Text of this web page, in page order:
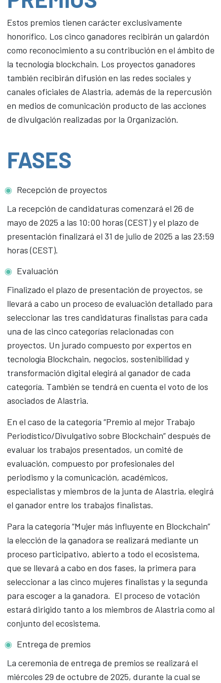
Estos premios tienen carácter exclusivamente
honorífico. Los cinco ganadores recibirán un galardón
como reconocimiento a su contribución en el ámbito de
la tecnología blockchain. Los proyectos ganadores
también recibirán difusión en las redes sociales y
canales oficiales de Alastria, además de la repercusión
en medios de comunicación producto de las acciones
de divulgación realizadas por la Organización.
FASES
Recepción de proyectos
La recepción de candidaturas comenzará el 26 de
mayo de 2025 a las 10:00 horas (CEST) y el plazo de
presentación finalizará el 31 de julio de 2025 a las 23:59
horas (CEST).
Evaluación
Finalizado el plazo de presentación de proyectos, se
llevará a cabo un proceso de evaluación detallado para
seleccionar las tres candidaturas finalistas para cada
una de las cinco categorías relacionadas con
proyectos. Un jurado compuesto por expertos en
tecnología Blockchain, negocios, sostenibilidad y
transformación digital elegirá al ganador de cada
categoría. También se tendrá en cuenta el voto de los
asociados de Alastria.
En el caso de la categoría “Premio al mejor Trabajo
Periodístico/Divulgativo sobre Blockchain” después de
evaluar los trabajos presentados, un comité de
evaluación, compuesto por profesionales del
periodismo y la comunicación, académicos,
especialistas y miembros de la junta de Alastria, elegirá
el ganador entre los trabajos finalistas.
Para la categoría “Mujer más influyente en Blockchain”
la elección de la ganadora se realizará mediante un
proceso participativo, abierto a todo el ecosistema,
que se llevará a cabo en dos fases, la primera para
seleccionar a las cinco mujeres finalistas y la segunda
para escoger a la ganadora. El proceso de votación
estará dirigido tanto a los miembros de Alastria como al
conjunto del ecosistema.
Entrega de premios
La ceremonia de entrega de premios se realizará el
miércoles 29 de octubre de 2025, durante la cual se